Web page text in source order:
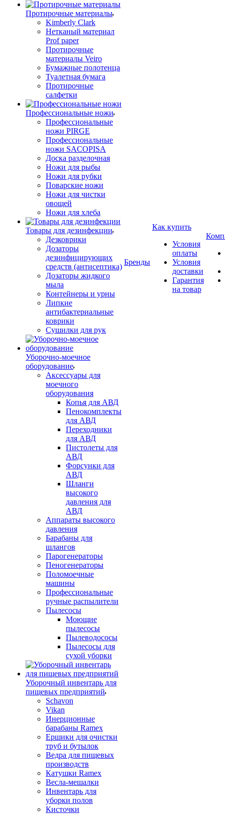
Протирочные материалы
Kimberly Clark
Нетканый материал
Prof paper
Протирочные
материалы Veiro
Бумажные полотенца
Туалетная бумага
Протирочные
салфетки
Профессиональные ножи
Профессиональные
ножи PIRGE
Профессиональные
ножи SACOPISA
Доска разделочная
Ножи для рыбы
Ножи для рубки
Поварские ножи
Ножи для чистки
овощей
Ножи для хлеба
Товары для дезинфекции
Дезковрики
Дозаторы
дезинфицирующих
средств (антисептика)
Дозаторы жидкого
мыла
Контейнеры и урны
Липкие
антибактериальные
коврики
Сушилки для рук
Уборочно-моечное
оборудование
Аксессуары для
моечного
оборудования
Копья для АВД
Пенокомплекты
для АВД
Переходники
для АВД
Пистолеты для
АВД
Форсунки для
АВД
Шланги
высокого
давления для
АВД
Аппараты высокого
давления
Барабаны для
шлангов
Парогенераторы
Пеногенераторы
Поломоечные
машины
Профессиональные
ручные распылители
Пылесосы
Моющие
пылесосы
Пылеводососы
Пылесосы для
сухой уборки
Уборочный инвентарь для
пищевых предприятий
Schavon
Vikan
Инерционные
барабаны Ramex
Ершики для очистки
труб и бутылок
Ведра для пищевых
производств
Катушки Ramex
Весла-мешалки
Инвентарь для
уборки полов
Кисточки
Бренды
Как купить
Условия
оплаты
Условия
доставки
Гарантия
на товар